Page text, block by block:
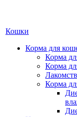
Кошки
Корма для
Корма
Корма
Корма